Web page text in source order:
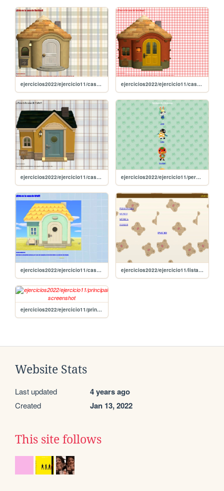
ejercicios2022/ejercicio11/casamartina ejercicios2022/ejercicio11/casaketchup
ejercicios2022/ejercicio11/casacube ejercicios2022/ejercicio11/personajes
ejercicios2022/ejercicio11/casaariel ejercicios2022/ejercicio11/listaintro
ejercicios2022/ejercicio11/principal
Website Stats
Last updated 4 years ago
Created Jan 13, 2022
This site follows